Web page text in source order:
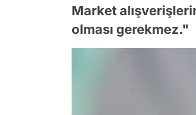
Market
olması gerekmez."